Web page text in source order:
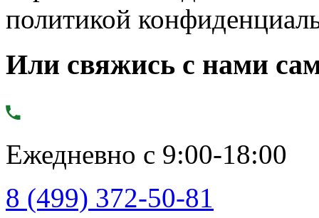
политикой
Или свяжись с нами
Ежедневно с 9:00-18:00
8 (499) 372-50-81